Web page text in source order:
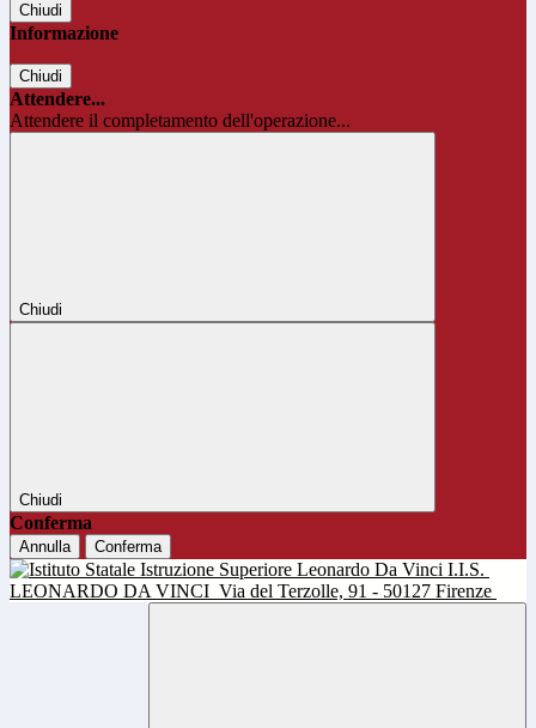
Chiudi
Informazione
Chiudi
Attendere...
Attendere il completamento dell'operazione...
Chiudi
Chiudi
Conferma
Annulla Conferma
I.I.S.
LEONARDO DA VINCI Via del Terzolle, 91 - 50127 Firenze